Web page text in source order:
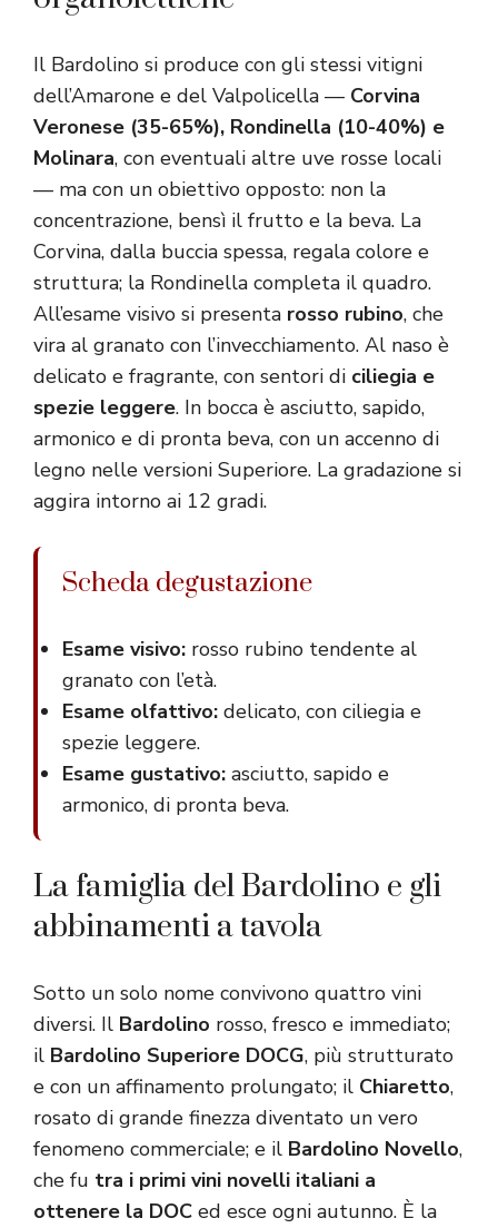
Il Bardolino si produce con gli stessi vitigni
dell’Amarone e del Valpolicella — Corvina
Veronese (35-65%), Rondinella (10-40%) e
Molinara, con eventuali altre uve rosse locali
— ma con un obiettivo opposto: non la
concentrazione, bensì il frutto e la beva. La
Corvina, dalla buccia spessa, regala colore e
struttura; la Rondinella completa il quadro.
All’esame visivo si presenta rosso rubino, che
vira al granato con l’invecchiamento. Al naso è
delicato e fragrante, con sentori di ciliegia e
spezie leggere. In bocca è asciutto, sapido,
armonico e di pronta beva, con un accenno di
legno nelle versioni Superiore. La gradazione si
aggira intorno ai 12 gradi.
Scheda degustazione
Esame visivo: rosso rubino tendente al
granato con l’età.
Esame olfattivo: delicato, con ciliegia e
spezie leggere.
Esame gustativo: asciutto, sapido e
armonico, di pronta beva.
La famiglia del Bardolino e gli
abbinamenti a tavola
Sotto un solo nome convivono quattro vini
diversi. Il Bardolino rosso, fresco e immediato;
il Bardolino Superiore DOCG, più strutturato
e con un affinamento prolungato; il Chiaretto,
rosato di grande finezza diventato un vero
fenomeno commerciale; e il Bardolino Novello,
che fu tra i primi vini novelli italiani a
ottenere la DOC ed esce ogni autunno. È la